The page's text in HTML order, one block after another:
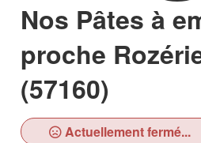
Nos Pâtes à
proche
(57160)
Actuellement fermé...